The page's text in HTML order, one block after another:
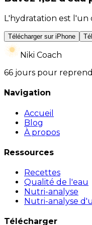
L'hydratation est l'un
Télécharger sur iPhone
Niki Coach
66 jours pour
Navigation
Accueil
Blog
À propos
Ressources
Recettes
Qualité de l'eau
Nutri-analyse
Nutri-analyse
Télécharger